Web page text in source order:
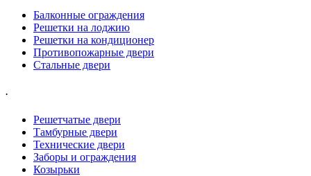
Балконные ограждения
Решетки на лоджию
Решетки на кондиционер
Противопожарные двери
Стальные двери
.
Решетчатые двери
Тамбурные двери
Технические двери
Заборы и ограждения
Козырьки